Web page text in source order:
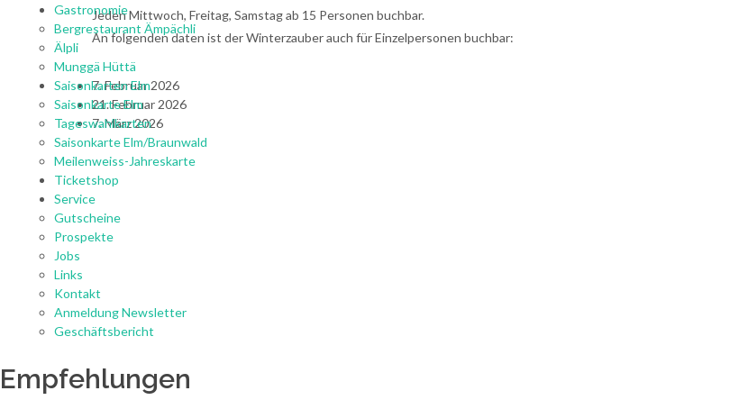
Gastronomie
Bergrestaurant Ämpächli
Älpli
Munggä Hüttä
Saisonkarten Elm
Saisonkarte Elm
Tageswahlkarten
Saisonkarte Elm/Braunwald
Meilenweiss-Jahreskarte
Ticketshop
Service
Gutscheine
Prospekte
Jobs
Links
Kontakt
Anmeldung Newsletter
Geschäftsbericht
Jeden Mittwoch, Freitag, Samstag ab 15 Personen buchbar.
An folgenden daten ist der Winterzauber auch für Einzelpersonen buchbar:
7. Februar 2026
21. Februar 2026
7. März 2026
Empfehlungen